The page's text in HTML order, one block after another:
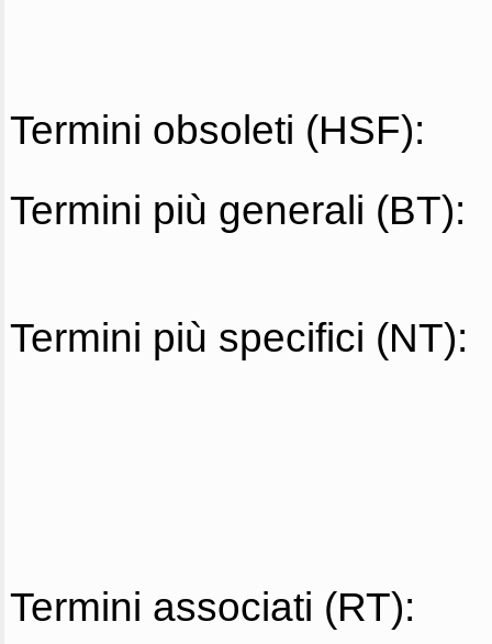
Termini obsoleti (HSF):
Termini più generali (BT):
Termini più specifici (NT):
Termini associati (RT):